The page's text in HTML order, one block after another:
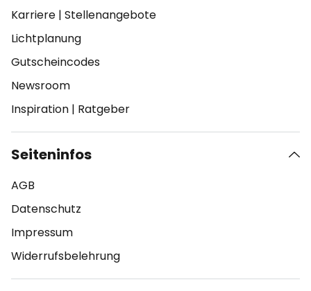
Karriere | Stellenangebote
Lichtplanung
Gutscheincodes
Newsroom
Inspiration | Ratgeber
Seiteninfos
AGB
Datenschutz
Impressum
Widerrufsbelehrung